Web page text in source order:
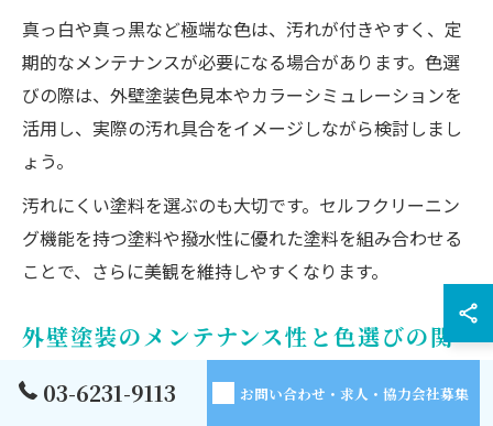
真っ白や真っ黒など極端な色は、汚れが付きやすく、定
期的なメンテナンスが必要になる場合があります。色選
びの際は、外壁塗装色見本やカラーシミュレーションを
活用し、実際の汚れ具合をイメージしながら検討しまし
ょう。
汚れにくい塗料を選ぶのも大切です。セルフクリーニン
グ機能を持つ塗料や撥水性に優れた塗料を組み合わせる
ことで、さらに美観を維持しやすくなります。
外壁塗装のメンテナンス性と色選びの関
03-6231-9113 お問い合わせ・求人・協力会社募集